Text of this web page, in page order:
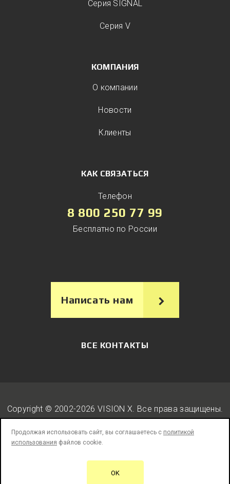
Серия SIGNAL
Серия V
КОМПАНИЯ
О компании
Новости
Клиенты
КАК СВЯЗАТЬСЯ
Телефон
8 800 250 77 99
Бесплатно по России
Написать нам
ВСЕ КОНТАКТЫ
Copyright © 2002-2026 VISION X. Вcе права защищены.
Политика конфиденциальности
Продолжая использовать сайт, вы соглашаетесь с политикой
использования файлов cookie.
OK